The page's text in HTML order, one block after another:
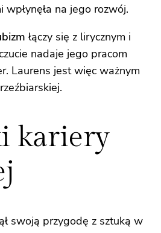
na jego rozwój.
łączy się z lirycznym i
nadaje jego pracom
Laurens jest więc ważnym
kariery
swoją przygodę z sztuką w